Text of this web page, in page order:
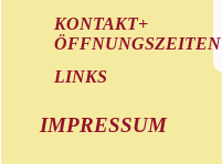
KONTAKT+
ÖFFNUNGSZEITEN
LINKS
IMPRESSUM